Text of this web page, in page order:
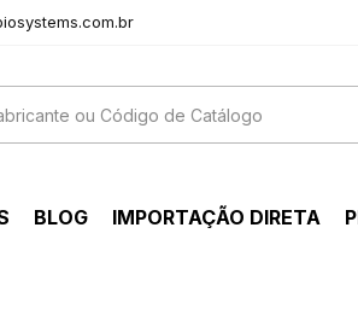
BLOG IMPORTAÇÃO DIRETA